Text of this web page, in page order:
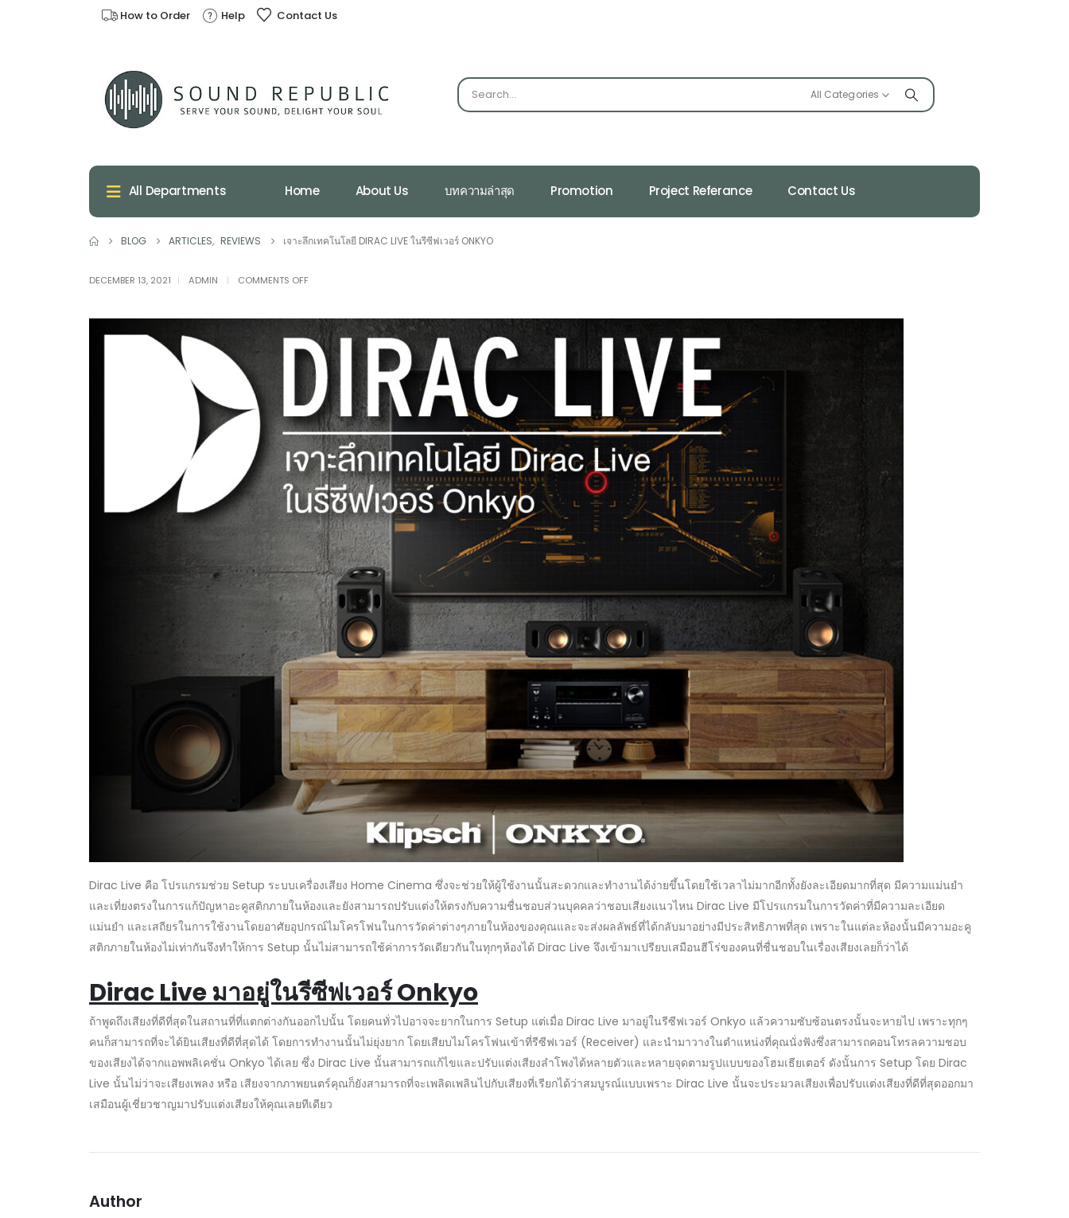
How to Order Help Contact Us
All Categories
All Departments Home About Us บทความล่าสุด Promotion Project Referance Contact Us
BLOG ARTICLES, REVIEWS เจาะลึกเทคโนโลยี DIRAC LIVE ในรีซีฟเวอร์ ONKYO
DECEMBER 13, 2021 ADMIN COMMENTS OFFON
ลึก
เทคโนโลยี
DIRAC
LIVE
ใน
รีซีฟ
เวอร์
ONKYO
Dirac Live คือ โปรแกรมช่วย Setup ระบบเครื่องเสียง Home Cinema ซึ่งจะช่วยให้ผู้ใช้งานนั้นสะดวกและทำงานได้ง่ายขึ้นโดยใช้เวลาไม่มากอีกทั้งยังละเอียดมากที่สุด มีความแม่นยำ
และเที่ยงตรงในการแก้ปัญหาอะคูสติกภายในห้องและยังสามารถปรับแต่งให้ตรงกับความชื่นชอบส่วนบุคคลว่าชอบเสียงแนวไหน Dirac Live มีโปรแกรมในการวัดค่าที่มีความละเอียด
แม่นยำ และเสถียรในการใช้งานโดยอาศัยอุปกรณ์ไมโครโฟนในการวัดค่าต่างๆภายในห้องของคุณและจะส่งผลลัพธ์ที่ได้กลับมาอย่างมีประสิทธิภาพที่สุด เพราะในแต่ละห้องนั้นมีความอะคู
สติกภายในห้องไม่เท่ากันจึงทำให้การ Setup นั้นไม่สามารถใช้ค่าการวัดเดียวกันในทุกๆห้องได้ Dirac Live จึงเข้ามาเปรียบเสมือนฮีโร่ของคนที่ชื่นชอบในเรื่องเสียงเลยก็ว่าได้
Dirac Live มาอยู่ในรีซีฟเวอร์ Onkyo
ถ้าพูดถึงเสียงที่ดีที่สุดในสถานที่ที่แตกต่างกันออกไปนั้น โดยคนทั่วไปอาจจะยากในการ Setup แต่เมื่อ Dirac Live มาอยู่ในรีซีฟเวอร์ Onkyo แล้วความซับซ้อนตรงนั้นจะหายไป เพราะทุกๆ
คนก็สามารถที่จะได้ยินเสียงที่ดีที่สุดได้ โดยการทำงานนั้นไม่ยุ่งยาก โดยเสียบไมโครโฟนเข้าที่รีซีฟเวอร์ (Receiver) และนำมาวางในตำแหน่งที่คุณนั่งฟังซึ่งสามารถคอนโทรลความชอบ
ของเสียงได้จากแอพพลิเคชั่น Onkyo ได้เลย ซึ่ง Dirac Live นั้นสามารถแก้ไขและปรับแต่งเสียงลำโพงได้หลายตัวและหลายจุดตามรูปแบบของโฮมเธียเตอร์ ดังนั้นการ Setup โดย Dirac
Live นั้นไม่ว่าจะเสียงเพลง หรือ เสียงจากภาพยนตร์คุณก็ยังสามารถที่จะเพลิดเพลินไปกับเสียงที่เรียกได้ว่าสมบูรณ์แบบเพราะ Dirac Live นั้นจะประมวลเสียงเพื่อปรับแต่งเสียงที่ดีที่สุดออกมา
เสมือนผู้เชี่ยวชาญมาปรับแต่งเสียงให้คุณเลยทีเดียว
Author